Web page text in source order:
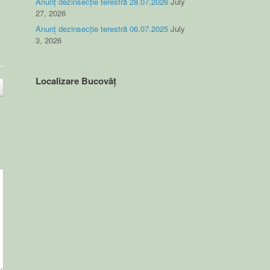
27, 2026
Anunț dezinsecție terestră 06.07.2025 July
3, 2026
Localizare Bucovăț